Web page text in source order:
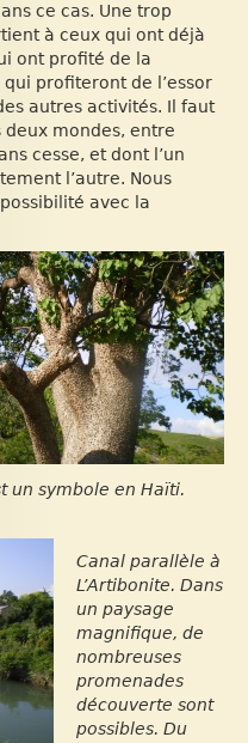
ce cas. Une trop
à ceux qui ont déjà
ont profité de la
profiteront de l’essor
autres activités. Il faut
mondes, entre
cesse, et dont l’un
l’autre. Nous
avec la
un symbole en Haïti.
Canal parallèle à
L’Artibonite. Dans
un paysage
magnifique, de
nombreuses
promenades
découverte sont
possibles. Du